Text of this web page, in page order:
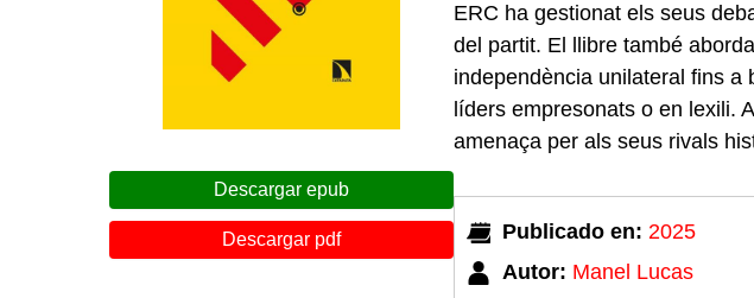
Descargar epub
Descargar pdf
ERC ha gestionat els seus
del partit. El llibre també
independència unilateral fins a
líders empresonats o en lexili.
amenaça per als seus rivals
Publicado en: 2025
Autor: Manel Lucas